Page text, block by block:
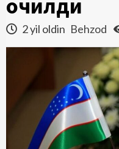
очилди
2 yil oldin Behzod